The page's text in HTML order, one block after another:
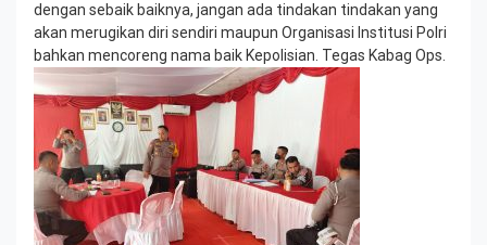
dengan sebaik baiknya, jangan ada tindakan tindakan yang
akan merugikan diri sendiri maupun Organisasi Institusi Polri
bahkan mencoreng nama baik Kepolisian. Tegas Kabag Ops.